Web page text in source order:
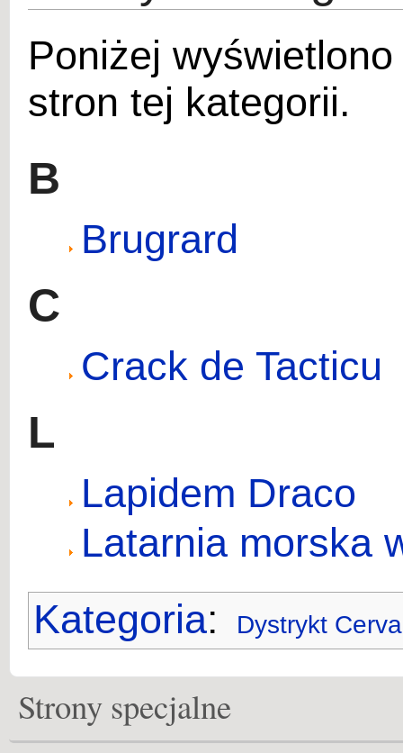
Poniżej
stron tej kategorii.
B
Brugrard
C
Crack de Tacticu
L
Lapidem Draco
Latarnia morska
Kategoria: Dystrykt
Strony specjalne